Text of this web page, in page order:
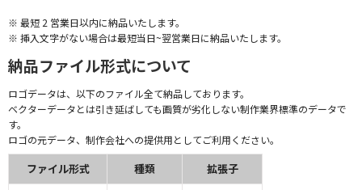
※ 最短 2 営業日以内に納品いたします。
※ 挿入文字がない場合は最短当日~翌営業日に納品いたします。
納品ファイル形式について
ロゴデータは、以下のファイル全て納品しております。
ベクターデータとは引き延ばしても画質が劣化しない制作業界標準のデータで
す。
ロゴの元データ、制作会社への提供用としてご利用ください。
ファイル形式 種類
拡張子